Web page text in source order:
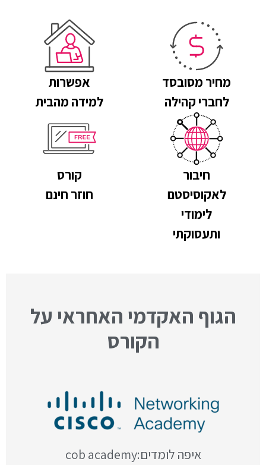
מחיר מסובסד
לחברי קהילה
אפשרות
למידה מהבית
חיבור
לאקוסיסטם
לימודי
ותעסוקתי
קורס
חוזר חינם
הגוף האקדמי האחראי על
הקורס
איפה לומדים:cob academy